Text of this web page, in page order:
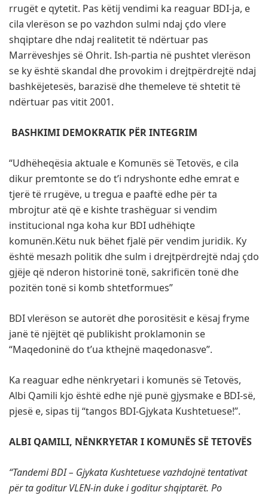
rrugët e qytetit. Pas këtij vendimi ka reaguar BDI-ja, e
cila vlerëson se po vazhdon sulmi ndaj çdo vlere
shqiptare dhe ndaj realitetit të ndërtuar pas
Marrëveshjes së Ohrit. Ish-partia në pushtet vlerëson
se ky është skandal dhe provokim i drejtpërdrejtë ndaj
bashkëjetesës, barazisë dhe themeleve të shtetit të
ndërtuar pas vitit 2001.
BASHKIMI DEMOKRATIK PËR INTEGRIM
“Udhëheqësia aktuale e Komunës së Tetovës, e cila
dikur premtonte se do t’i ndryshonte edhe emrat e
tjerë të rrugëve, u tregua e paaftë edhe për ta
mbrojtur atë që e kishte trashëguar si vendim
institucional nga koha kur BDI udhëhiqte
komunën.Këtu nuk bëhet fjalë për vendim juridik. Ky
është mesazh politik dhe sulm i drejtpërdrejtë ndaj çdo
gjëje që nderon historinë tonë, sakrificën tonë dhe
pozitën tonë si komb shtetformues”
BDI vlerëson se autorët dhe porositësit e kësaj fryme
janë të njëjtët që publikisht proklamonin se
“Maqedoninë do t’ua kthejnë maqedonasve”.
Ka reaguar edhe nënkryetari i komunës së Tetovës,
Albi Qamili kjo është edhe një punë gjysmake e BDI-së,
pjesë e, sipas tij “tangos BDI-Gjykata Kushtetuese!”.
ALBI QAMILI, NËNKRYETAR I KOMUNËS SË TETOVËS
“Tandemi BDI – Gjykata Kushtetuese vazhdojnë tentativat
për ta goditur VLEN-in duke i goditur shqiptarët. Po